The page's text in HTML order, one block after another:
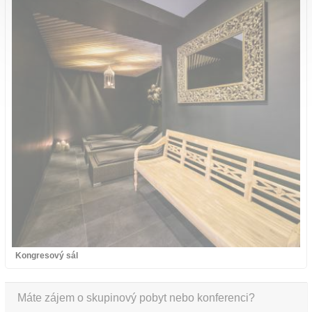
Kongresový sál
Máte zájem o skupinový pobyt nebo konferenci?